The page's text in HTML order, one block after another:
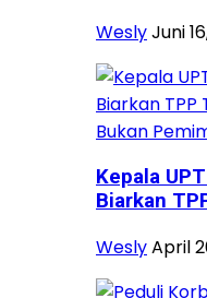
WeslyJuni
Kepala
Biarkan
WeslyApril